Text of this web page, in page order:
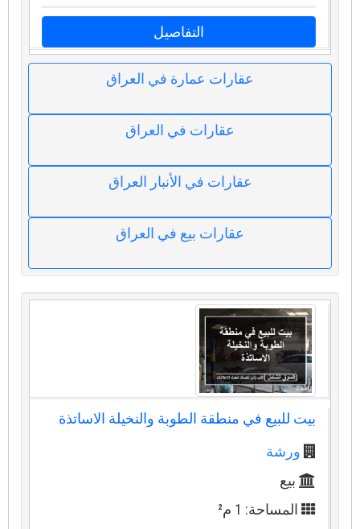
التفاصيل
عقارات عمارة في العراق
عقارات في العراق
عقارات في الأنبار العراق
عقارات بيع في العراق
بيت للبيع في منطقة الطوبة والنخيلة الاساتذة
ورشة
بيع
المساحة: 1 م²